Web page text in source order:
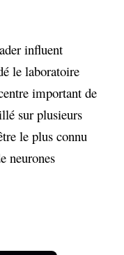
influent
le laboratoire
important de
sur plusieurs
le plus connu
neurones